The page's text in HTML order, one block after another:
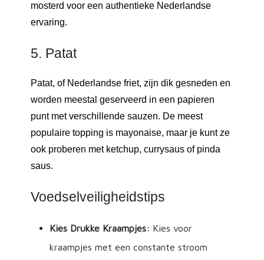
mosterd voor een authentieke Nederlandse
ervaring.
5. Patat
Patat, of Nederlandse friet, zijn dik gesneden en
worden meestal geserveerd in een papieren
punt met verschillende sauzen. De meest
populaire topping is mayonaise, maar je kunt ze
ook proberen met ketchup, currysaus of pinda
saus.
Voedselveiligheidstips
Kies Drukke Kraampjes: Kies voor
kraampjes met een constante stroom